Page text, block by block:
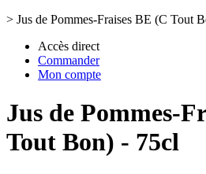
> Jus de Pommes-Fraises BE (C Tout
Accès direct
Commander
Mon compte
Jus de Pommes-
Tout Bon) - 75cl